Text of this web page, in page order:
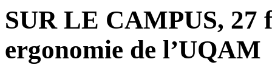
SUR LE CAMPUS, 27
ergonomie de l’UQAM